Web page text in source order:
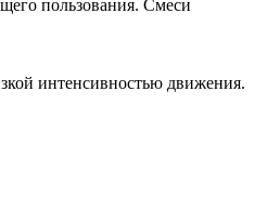
пользования. Смеси
интенсивностью движения.